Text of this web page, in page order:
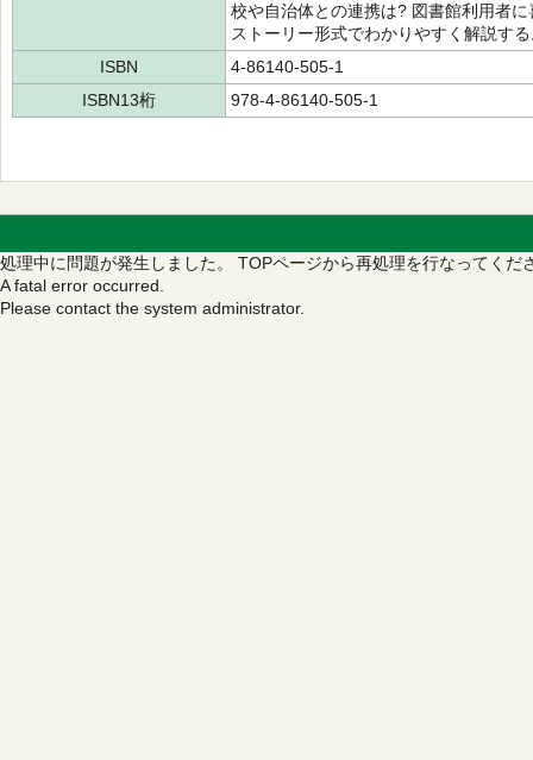
校や自治体との連携は? 図書館利用者
ストーリー形式でわかりやすく解説す
ISBN
4-86140-505-1
ISBN13桁
978-4-86140-505-1
処理中に問題が発生しました。 TOPページから再処理を行なってくだ
A fatal error occurred.
Please contact the system administrator.